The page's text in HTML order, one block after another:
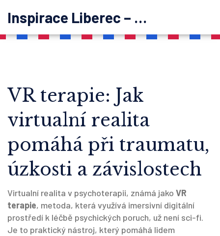
Inspirace Liberec – psychoterapie
VR terapie: Jak
virtualní realita
pomáhá při traumatu,
úzkosti a závislostech
Virtualní realita v psychoterapii, známá jako VR
terapie, metoda, která využívá imersivní digitální
prostředí k léčbě psychických poruch, už není sci-fi.
Je to praktický nástroj, který pomáhá lidem